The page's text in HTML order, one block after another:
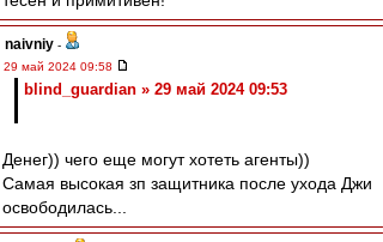
naivniy -
29 май 2024 09:58
blind_guardian » 29 май 2024 09:53
Денег)) чего еще могут хотеть агенты))
Самая высокая зп защитника после ухода Джи
освободилась...